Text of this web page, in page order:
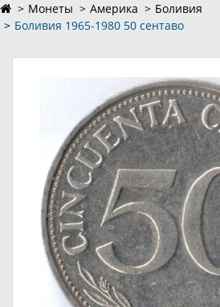
Монеты Америка
Боливия
Боливия 1965-1980 50 сентаво